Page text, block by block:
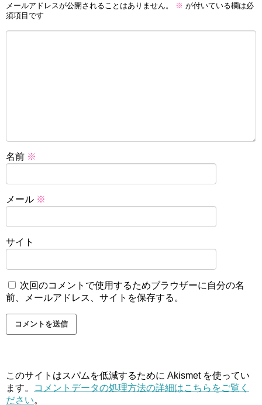
メールアドレスが公開されることはありません。 ※ が付いている欄は必
須項目です
名前 ※
メール ※
サイト
次回のコメントで使用するためブラウザーに自分の名
前、メールアドレス、サイトを保存する。
このサイトはスパムを低減するために Akismet を使ってい
ます。
コメントデータの処理方法の詳細はこちらをご覧く
ださい。